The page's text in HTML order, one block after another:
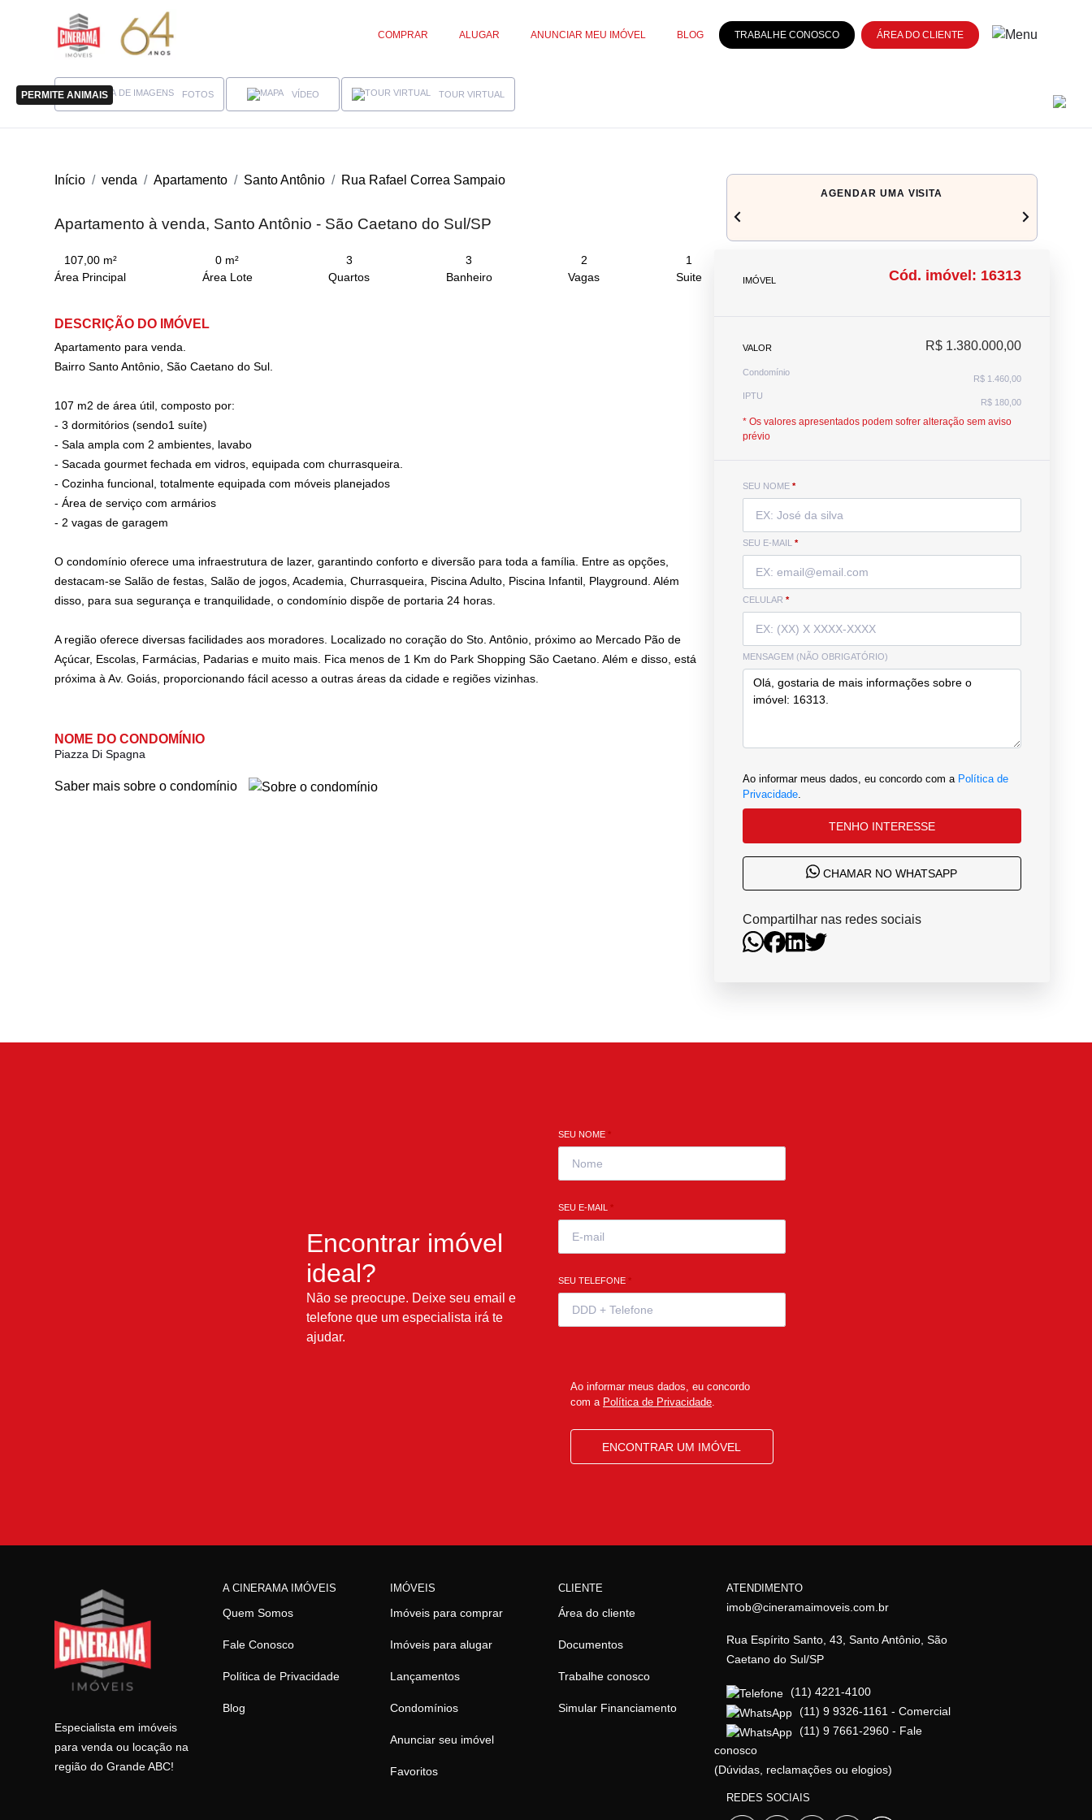
COMPRAR ALUGAR ANUNCIAR MEU IMÓVEL BLOG TRABALHE CONOSCO ÁREA DO CLIENTE
PERMITE ANIMAIS FOTOS VÍDEO TOUR VIRTUAL
Início venda Apartamento Santo Antônio Rua Rafael Correa Sampaio
Apartamento à venda, Santo Antônio - São Caetano do Sul/SP
107,00 m²
Área Principal
0 m²
Área Lote
3
Quartos
3
Banheiro
2
Vagas
1
Suite
DESCRIÇÃO DO IMÓVEL
Apartamento para venda.
Bairro Santo Antônio, São Caetano do Sul.
107 m2 de área útil, composto por:
- 3 dormitórios (sendo1 suíte)
- Sala ampla com 2 ambientes, lavabo
- Sacada gourmet fechada em vidros, equipada com churrasqueira.
- Cozinha funcional, totalmente equipada com móveis planejados
- Área de serviço com armários
- 2 vagas de garagem
O condomínio oferece uma infraestrutura de lazer, garantindo conforto e diversão para toda a família. Entre as opções,
destacam-se Salão de festas, Salão de jogos, Academia, Churrasqueira, Piscina Adulto, Piscina Infantil, Playground. Além
disso, para sua segurança e tranquilidade, o condomínio dispõe de portaria 24 horas.
A região oferece diversas facilidades aos moradores. Localizado no coração do Sto. Antônio, próximo ao Mercado Pão de
Açúcar, Escolas, Farmácias, Padarias e muito mais. Fica menos de 1 Km do Park Shopping São Caetano. Além e disso, está
próxima à Av. Goiás, proporcionando fácil acesso a outras áreas da cidade e regiões vizinhas.
NOME DO CONDOMÍNIO
Piazza Di Spagna
Saber mais sobre o condomínio
AGENDAR UMA VISITA
chevron_left navigate_next
IMÓVEL Cód. imóvel: 16313
VALOR R$ 1.380.000,00
Condomínio
R$ 1.460,00
IPTU
R$ 180,00
* Os valores apresentados podem sofrer alteração sem aviso
prévio
SEU NOME *
SEU E-MAIL *
CELULAR *
MENSAGEM (NÃO OBRIGATÓRIO)
Ao informar meus dados, eu concordo com a Política de
Privacidade.
TENHO INTERESSE
CHAMAR NO WHATSAPP
Compartilhar nas redes sociais
Encontrar imóvel
ideal?
Não se preocupe. Deixe seu email e
telefone que um especialista irá te
ajudar.
SEU NOME *
SEU E-MAIL *
SEU TELEFONE *
Ao informar meus dados, eu concordo
com a Política de Privacidade.
ENCONTRAR UM IMÓVEL
Especialista em imóveis
para venda ou locação na
região do Grande ABC!
A CINERAMA IMÓVEIS
Quem Somos
Fale Conosco
Política de Privacidade
Blog
IMÓVEIS
Imóveis para comprar
Imóveis para alugar
Lançamentos
Condomínios
Anunciar seu imóvel
Favoritos
CLIENTE
Área do cliente
Documentos
Trabalhe conosco
Simular Financiamento
ATENDIMENTO
imob@cineramaimoveis.com.br
Rua Espírito Santo, 43, Santo Antônio, São
Caetano do Sul/SP
(11) 4221-4100
(11) 9 9326-1161 - Comercial
(11) 9 7661-2960 - Fale
conosco
(Dúvidas, reclamações ou elogios)
REDES SOCIAIS